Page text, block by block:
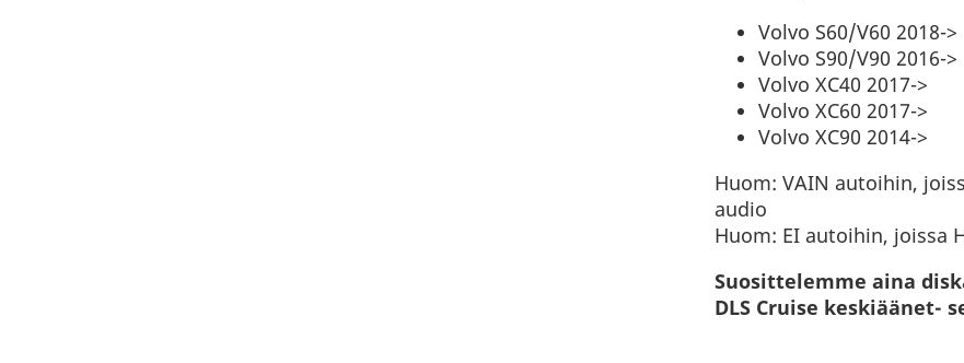
Volvo S60/V60 2018->
Volvo S90/V90 2016->
Volvo XC40 2017->
Volvo XC60 2017->
Volvo XC90 2014->
Huom: VAIN autoihin,
audio
Huom: EI autoihin, joissa
Suosittelemme aina
DLS Cruise keskiäänet-